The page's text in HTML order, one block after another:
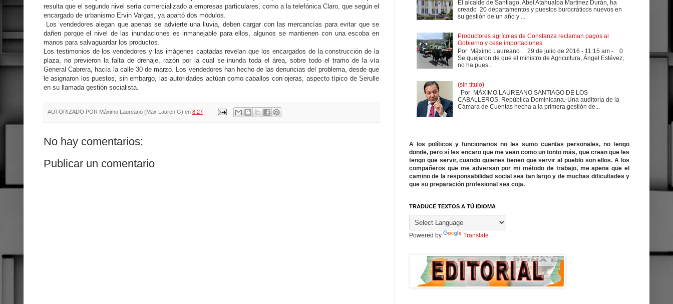
resulta que el segundo nivel sería comercializado a empresas particulares, como a la telefónica Claro, que según el
encargado de urbanismo Ervin Vargas, ya apartó dos módulos.
Los vendedores alegan que apenas se advierte una lluvia, deben cargar con las mercancías para evitar que se
dañen porque el nivel de las inundaciones es inmanejable para ellos, algunos se mantienen con una escoba en
manos para salvaguardar los productos.
Los testimonios de los vendedores y las imágenes captadas revelan que los encargados de la construcción de la
plaza, no previeron la falta de drenaje, razón por la cual se inunda toda el área, sobre todo el tramo de la vía
General Cabrera, hacía la calle 30 de marzo. Los vendedores han hecho de las denuncias del problema, desde que
le asignaron los puestos, sin embargo, las autoridades actúan como caballos con ojeras, aspecto típico de Serulle
en su llamada gestión socialista.
AUTORIZADO POR Máximo Laureano (Max Lauren G) en 8:27
No hay comentarios:
Publicar un comentario
El alcalde de Santiago, Abel Atahualpa Martínez Durán, ha
creado 20 departamentos y puestos burocráticos nuevos en
su gestión de un año y ...
Productores agrícolas de Constanza reclaman pagos al
Gobierno y cese importaciones
Por Máximo Laureano . 29 de julio de 2016 - 11:15 am - 0
Se quejaron de que el ministro de Agricultura, Ángel Estévez,
no ha pues...
(sin título)
Por MÁXIMO LAUREANO SANTIAGO DE LOS
CABALLEROS, República Dominicana.-Una auditoría de la
Cámara de Cuentas hecha a la primera gestión de...
A los políticos y funcionarios no les sumo cuentas personales, no tengo
donde, pero sí les encaro que me vean como un tonto más, que crean que les
tengo que servir, cuando quienes tienen que servir al pueblo son ellos. A los
compañeros que me adversan por mi método de trabajo, me apena que el
camino de la responsabilidad social sea tan largo y de muchas dificultades y
que su preparación profesional sea coja.
TRADUCE TEXTOS A TÚ IDIOMA
Powered by Translate